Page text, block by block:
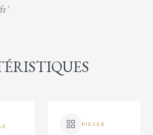
'
PIÈCES